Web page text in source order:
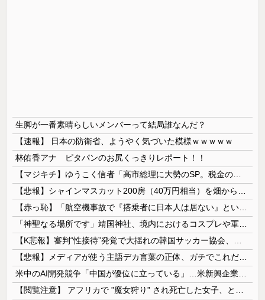
生脚が一番素晴らしいメンバーって結局誰なんだ？
【速報】 日本の防衛省、ようやく気づいた模様ｗｗｗｗｗ
林佑香アナ ピタパンのお尻くっきりレポート！！